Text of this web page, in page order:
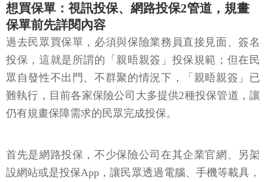
想買保單：視訊投保、網路投保2管道，規畫
保單前先詳閱內容
過去民眾買保單，必須與保險業務員直接見面、簽名
投保，這就是所謂的「親晤親簽」投保規範；但在民
眾自發性不出門、不群聚的情況下，「親晤親簽」已
難執行，目前各家保險公司大多提供2種投保管道，讓
仍有規畫保障需求的民眾完成投保。
首先是網路投保，不少保險公司在其企業官網、另架
設網站或是投保App，讓民眾透過電腦、手機等載具，